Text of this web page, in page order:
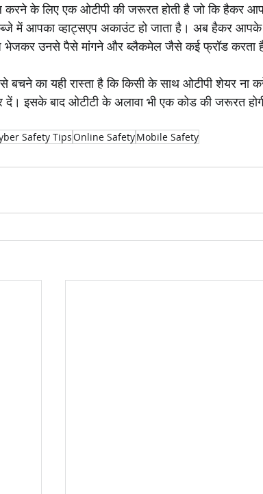
करने के लिए एक ओटीपी की जरूरत होती है जो कि हैकर
में आपका व्हाट्सएप अकाउंट हो जाता है। अब हैकर
भेजकर उनसे पैसे मांगने और ब्लैकमेल जैसे कई फ्रॉड करता
बचने का यही रास्ता है कि किसी के साथ ओटीपी शेयर ना
इसके बाद ओटीटी के अलावा भी एक कोड की जरूरत होगी
Safety TipsOnline SafetyMobile Safety